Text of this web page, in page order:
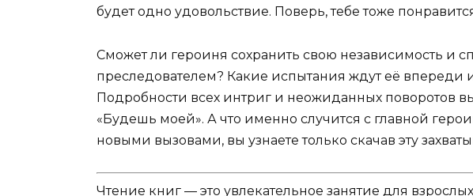
будет одно удовольствие. Поверь, тебе тоже
Сможет ли героиня сохранить свою независимость и
преследователем? Какие испытания ждут её впереди
Подробности всех интриг и неожиданных поворотов
«Будешь моей». А что именно случится с главной
новыми вызовами, вы узнаете только скачав эту
Чтение книг — это увлекательное занятие для